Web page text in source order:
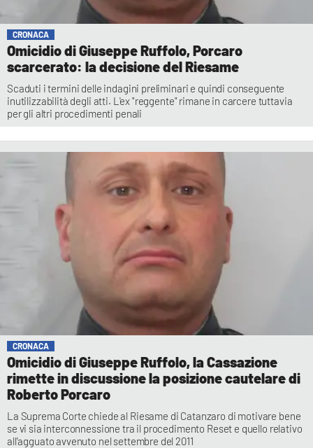
CRONACA
Omicidio di Giuseppe Ruffolo, Porcaro
scarcerato: la decisione del Riesame
Scaduti i termini delle indagini preliminari e quindi conseguente
inutilizzabilità degli atti. L'ex "reggente" rimane in carcere tuttavia
per gli altri procedimenti penali
CRONACA
Omicidio di Giuseppe Ruffolo, la Cassazione
rimette in discussione la posizione cautelare di
Roberto Porcaro
La Suprema Corte chiede al Riesame di Catanzaro di motivare bene
se vi sia interconnessione tra il procedimento Reset e quello relativo
all'agguato avvenuto nel settembre del 2011